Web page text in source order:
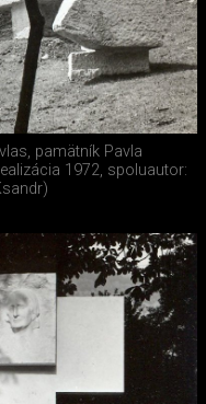
pamätník Pavla
1972, spoluautor: